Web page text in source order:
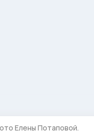
Елены Потаповой.